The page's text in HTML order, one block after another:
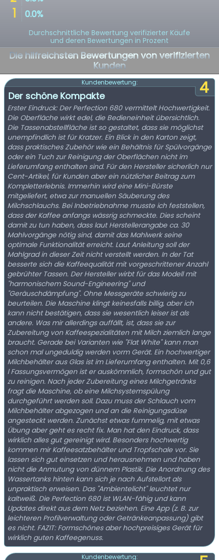
Durchschnittliche Bewertung verifizierter Käufe
und deren Bewertungen in Prozent
Die hilfreichsten Bewertungen von verifizierten
Kunden
4
Kundenbewertung:
Der schöne Kompakte
Erster Eindruck: Der Perfection 680 vermittelt Hochwertigkeit.
Die Oberfläche wirkt edel, die Bedieneinheit übersichtlich.
Die Tassenabstellfläche ist so gestaltet, dass sie möglichst
unempfindlich ist für Kratzer. Ein Blick in den Karton zeigt,
dass praktisches Zubehör wie ein Behältnis für Spülvorgänge
oder ein Tuch zur Reinigung der Oberflächen nicht im
Lieferumfang enthalten sind. Für den Hersteller sicherlich nur
Cent-Artikel, für Kunden aber ein nützlicher Beitrag zum
Kompletterlebnis. Immerhin wird eine Mini-Bürste
mitgeliefert, etwa zur manuellen Säuberung des
Milchschlauchs. Bei Inbetriebnahme musste ich feststellen,
dass der Kaffee anfangs wässrig schmeckte. Dies scheint
damit zu tun haben, dass laut Herstellerangabe ca. 30
Mahlvorgänge nötig sind, damit das Mahlwerk seine
optimale Funktionalität erreicht. Laut Anleitung soll der
Mahlgrad in dieser Zeit nicht verstellt werden. In der Tat
besserte sich die Kaffeequalität mit vorgeschrittener Anzahl
gebrühter Tassen. Der Hersteller wirbt für das Modell mit
"harmonischem Sound-Engineering" und
"Geräuschdämpfung". Ohne Messgeräte schwierig zu
beurteilen. Die Maschine klingt keinesfalls billig, aber ich
kann nicht bestätigen, dass sie wesentlich leiser ist als
andere. Was mir allerdings auffällt, ist, dass sie zur
Zubereitung von Kaffeespezialitäten mit Milch ziemlich lange
braucht. Gerade bei Varianten wie "Flat White" kann man
schon mal ungeduldig werden vorm Gerät. Ein hochwertiger
Milchbehälter aus Glas ist im Lieferumfang enthalten. Mit 0,6
l Fassungsvermögen ist er auskömmlich, formschön und gut
zu reinigen. Nach jeder Zubereitung eines Milchgetränks
fragt die Maschine, ob eine Milchsystemspülung
durchgeführt werden soll. Dazu muss der Schlauch vom
Milchbehälter abgezogen und an die Reinigungsdüse
angesteckt werden. Zunächst etwas fummelig, mit etwas
Übung aber geht es recht fix. Man hat den Eindruck, dass
wirklich alles gut gereinigt wird. Besonders hochwertig
kommen mir Kaffeesatzbehälter und Tropfschale vor. Sie
lassen sich gut einsetzen und herausnehmen und haben
nicht die Anmutung von dünnem Plastik. Die Anordnung des
Wassertanks hinten kann sich je nach Aufstellort als
unpraktisch erweisen. Das "Ambientelicht" leuchtet nur
kaltweiß. Die Perfection 680 ist WLAN-fähig und kann
Updates direkt aus dem Netz beziehen. Eine App (z. B. zur
leichteren Profilverwaltung oder Getränkeanpassung) gibt
es nicht. FAZIT: Formschönes aber hochpreisiges Gerät für
wirklich guten Kaffeegenuss.
Kundenbewertung: